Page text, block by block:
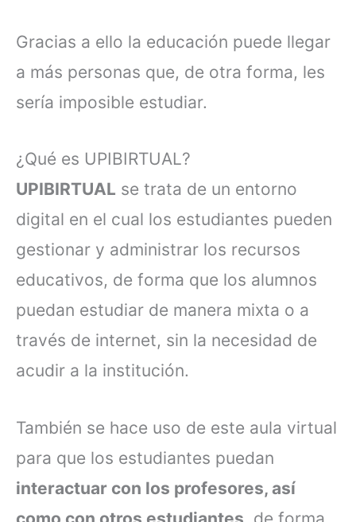
Gracias a ello la educación puede llegar
a más personas que, de otra forma, les
sería imposible estudiar.
¿Qué es UPIBIRTUAL?
UPIBIRTUAL se trata de un entorno
digital en el cual los estudiantes pueden
gestionar y administrar los recursos
educativos, de forma que los alumnos
puedan estudiar de manera mixta o a
través de internet, sin la necesidad de
acudir a la institución.
También se hace uso de este aula virtual
para que los estudiantes puedan
interactuar con los profesores, así